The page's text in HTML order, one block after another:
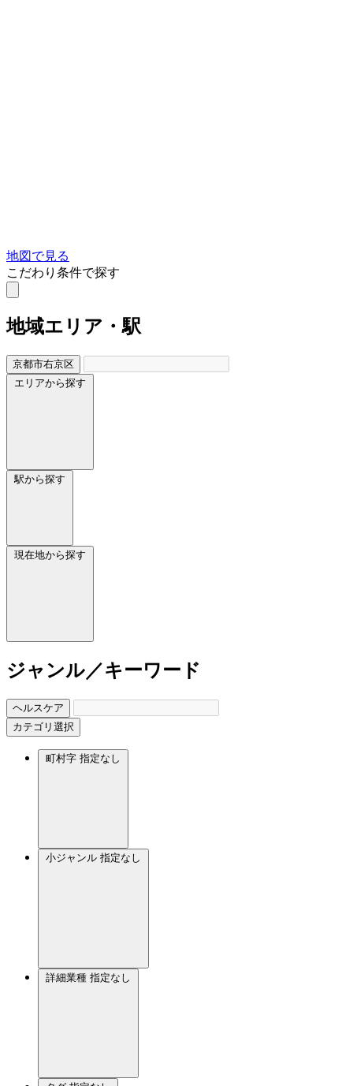
地図で見る
こだわり条件で探す
地域エリア・駅
京都市右京区
エリアから探す
駅から探す
現在地から探す
ジャンル／キーワード
ヘルスケア
カテゴリ選択
町村字 指定なし
小ジャンル 指定なし
詳細業種 指定なし